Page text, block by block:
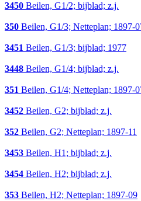
3450 Beilen, G1/2; bijblad; z.j.
350 Beilen, G1/3; Netteplan; 1897-
3451 Beilen, G1/3; bijblad; 1977
3448 Beilen, G1/4; bijblad; z.j.
351 Beilen, G1/4; Netteplan; 1897-
3452 Beilen, G2; bijblad; z.j.
352 Beilen, G2; Netteplan; 1897-11
3453 Beilen, H1; bijblad; z.j.
3454 Beilen, H2; bijblad; z.j.
353 Beilen, H2; Netteplan; 1897-09